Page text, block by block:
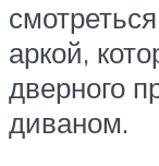
аркой,
дверного
диваном.